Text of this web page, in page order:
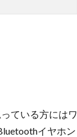
ている方にはワ
イヤホン